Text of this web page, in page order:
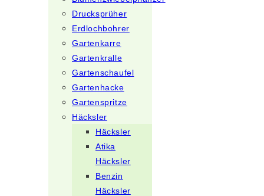
Drucksprüher
Erdlochbohrer
Gartenkarre
Gartenkralle
Gartenschaufel
Gartenhacke
Gartenspritze
Häcksler
Häcksler
Atika
Häcksler
Benzin
Häcksler